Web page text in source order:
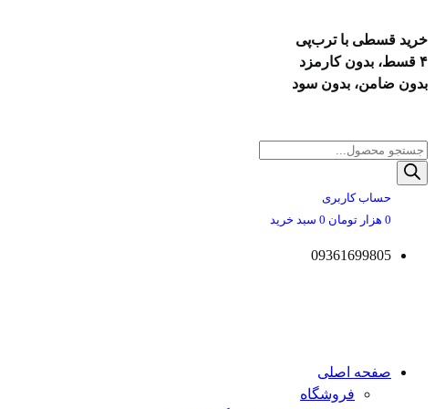
خرید قسطی با ترب‌پی
۴ قسط، بدون کارمزد
بدون ضامن، بدون سود
به
محتوا
Products
search
حساب کاربری
0 هزار تومان 0 سبد خرید
09361699805
صفحه اصلی
فروشگاه